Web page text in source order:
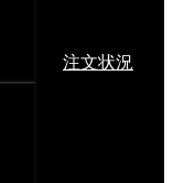
注文状況